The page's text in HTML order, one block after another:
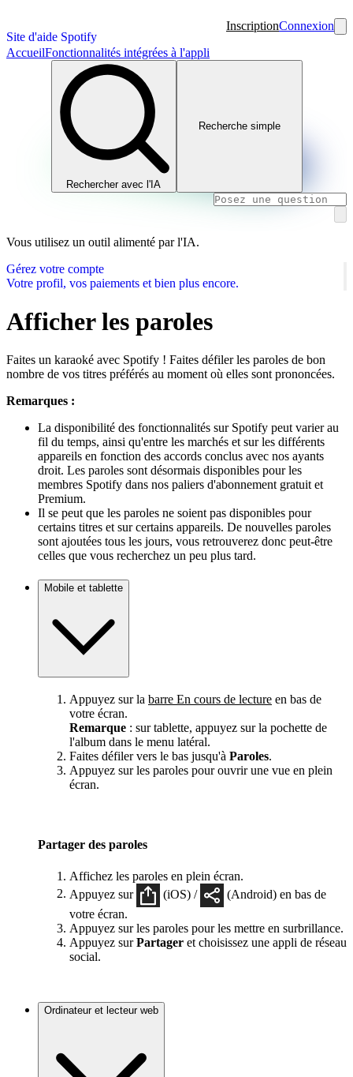
Site d'aide Spotify
InscriptionConnexion
AccueilFonctionnalités intégrées à l'appli
Rechercher avec l'IA
Recherche simple
Vous utilisez un outil alimenté par l'IA.
Gérez votre compte
Votre profil, vos paiements et bien plus encore.
Afficher les paroles
Faites un karaoké avec Spotify ! Faites défiler les paroles de bon
nombre de vos titres préférés au moment où elles sont prononcées.
Remarques :
La disponibilité des fonctionnalités sur Spotify peut varier au
fil du temps, ainsi qu'entre les marchés et sur les différents
appareils en fonction des accords conclus avec nos ayants
droit. Les paroles sont désormais disponibles pour les
membres Spotify dans nos paliers d'abonnement gratuit et
Premium.
Il se peut que les paroles ne soient pas disponibles pour
certains titres et sur certains appareils. De nouvelles paroles
sont ajoutées tous les jours, vous retrouverez donc peut-être
celles que vous recherchez un peu plus tard.
Mobile et tablette
Appuyez sur la barre En cours de lecture en bas de
votre écran.
Remarque : sur tablette, appuyez sur la pochette de
l'album dans le menu latéral.
Faites défiler vers le bas jusqu'à Paroles.
Appuyez sur les paroles pour ouvrir une vue en plein
écran.
Partager des paroles
Affichez les paroles en plein écran.
Appuyez sur
(iOS) /
(Android) en bas de
votre écran.
Appuyez sur les paroles pour les mettre en surbrillance.
Appuyez surPartager et choisissez une appli de réseau
social.
Ordinateur et lecteur web